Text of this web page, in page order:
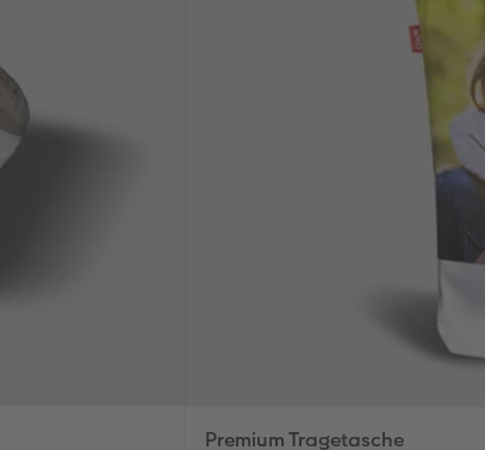
Premium Tragetasche